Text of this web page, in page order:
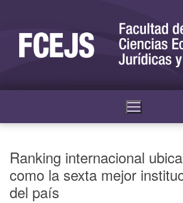
Ranking internacional
como la sexta mejor
del país